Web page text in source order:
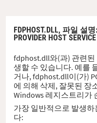
FDPHOST.DLL, 파일 설명
PROVIDER HOST SERVICE
fdphost.dll와(과) 관련된
생할 수 있습니다. 예를
거나, fdphost.dll이(가)
에 의해 삭제, 잘못된 장
Windows 레지스트리가
가장 일반적으로 발생
다: